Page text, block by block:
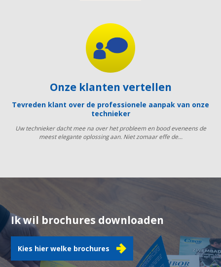
Onze klanten vertellen
Tevreden klant over de professionele aanpak van onze
technieker
Uw technieker dacht mee na over het probleem en bood eveneens de
meest elegante oplossing aan. Niet zomaar effe de...
Ik wil brochures downloaden
Kies hier welke brochures